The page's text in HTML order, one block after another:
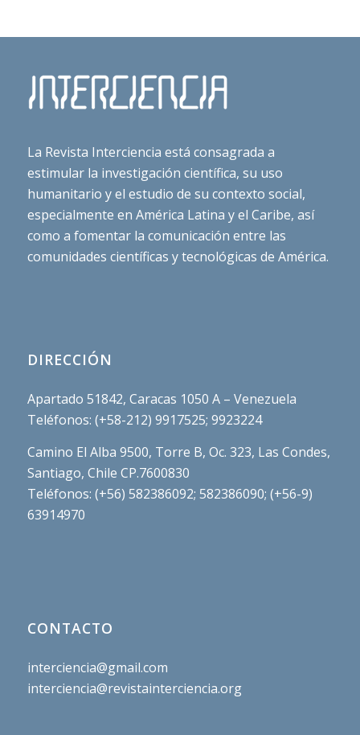
La Revista Interciencia está consagrada a
estimular la investigación científica, su uso
humanitario y el estudio de su contexto social,
especialmente en América Latina y el Caribe, así
como a fomentar la comunicación entre las
comunidades científicas y tecnológicas de América.
DIRECCIÓN
Apartado 51842, Caracas 1050 A – Venezuela
Teléfonos: (+58-212) 9917525; 9923224
Camino El Alba 9500, Torre B, Oc. 323, Las Condes,
Santiago, Chile CP.7600830
Teléfonos: (+56) 582386092; 582386090; (+56-9)
63914970
CONTACTO
interciencia@gmail.com
interciencia@revistainterciencia.org